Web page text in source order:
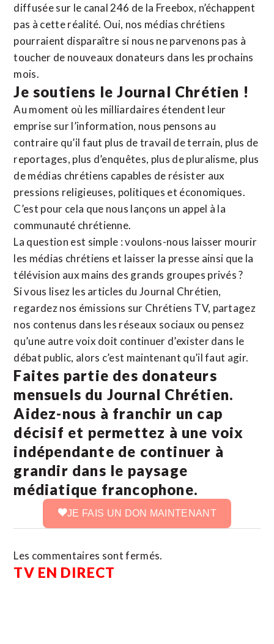
diffusée sur le canal 246 de la Freebox, n’échappent
pas à cette réalité. Oui, nos médias chrétiens
pourraient disparaître si nous ne parvenons pas à
toucher de nouveaux donateurs dans les prochains
mois.
Je soutiens le Journal Chrétien !
Au moment où les milliardaires étendent leur
emprise sur l’information, nous pensons au
contraire qu’il faut plus de travail de terrain, plus de
reportages, plus d’enquêtes, plus de pluralisme, plus
de médias chrétiens capables de résister aux
pressions religieuses, politiques et économiques.
C’est pour cela que nous lançons un appel à la
communauté chrétienne.
La question est simple : voulons-nous laisser mourir
les médias chrétiens et laisser la presse ainsi que la
télévision aux mains des grands groupes privés ?
Si vous lisez les articles du Journal Chrétien,
regardez nos émissions sur Chrétiens TV, partagez
nos contenus dans les réseaux sociaux ou pensez
qu’une autre voix doit continuer d’exister dans le
débat public, alors c’est maintenant qu’il faut agir.
Faites partie des donateurs
mensuels du Journal Chrétien.
Aidez-nous à franchir un cap
décisif et permettez à une voix
indépendante de continuer à
grandir dans le paysage
médiatique francophone.
JE FAIS UN DON MAINTENANT
Les commentaires sont fermés.
TV EN DIRECT